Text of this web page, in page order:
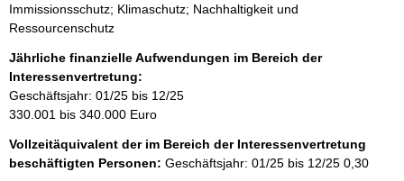
Immissionsschutz; Klimaschutz; Nachhaltigkeit und
Ressourcenschutz
Jährliche finanzielle Aufwendungen im Bereich der
Interessenvertretung:
Geschäftsjahr: 01/25 bis 12/25
330.001 bis 340.000 Euro
Vollzeitäquivalent der im Bereich der Interessenvertretung
beschäftigten Personen: Geschäftsjahr: 01/25 bis 12/25 0,30